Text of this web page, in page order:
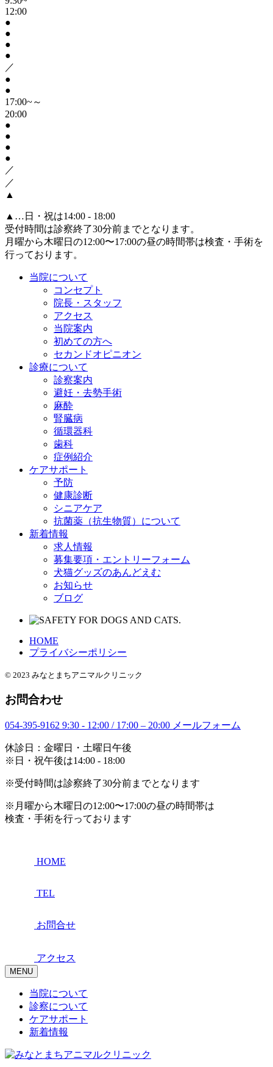
12:00
●
●
●
●
／
●
●
17:00~～
20:00
●
●
●
●
／
／
▲
▲ …日・祝は14:00 - 18:00
受付時間は診察終了30分前までとなります。
月曜から木曜日の12:00〜17:00の昼の時間帯は検査・手術を
行っております。
当院について
コンセプト
院長・スタッフ
アクセス
当院案内
初めての方へ
セカンドオピニオン
診療について
診察案内
避妊・去勢手術
麻酔
腎臓病
循環器科
歯科
症例紹介
ケアサポート
予防
健康診断
シニアケア
抗菌薬（抗生物質）について
新着情報
求人情報
募集要項・エントリーフォーム
犬猫グッズのあんどえむ
お知らせ
ブログ
HOME
プライバシーポリシー
© 2023 みなとまちアニマルクリニック
お問合わせ
054-395-9162 9:30 - 12:00 / 17:00 – 20:00 メールフォーム
休診日：金曜日・土曜日午後
※日・祝午後は14:00 - 18:00
※受付時間は診察終了30分前までとなります
※月曜から木曜日の12:00〜17:00の昼の時間帯は
検査・手術を行っております
HOME
TEL
お問合せ
アクセス
MENU
当院について
診察について
ケアサポート
新着情報